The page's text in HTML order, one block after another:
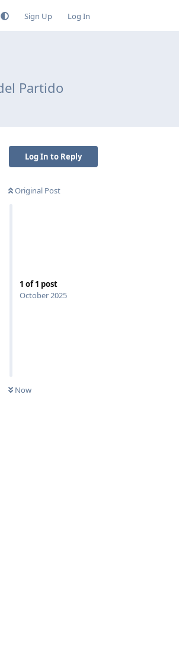
Sign Up Log In
Partido
Log In to Reply
Original Post
1 of1 post
October 2025
Now